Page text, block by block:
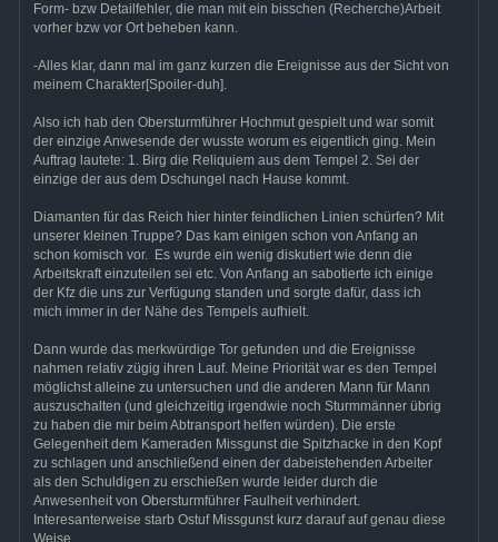
Form- bzw Detailfehler, die man mit ein bisschen (Recherche)Arbeit
vorher bzw vor Ort beheben kann.
-Alles klar, dann mal im ganz kurzen die Ereignisse aus der Sicht von
meinem Charakter[Spoiler-duh].
Also ich hab den Obersturmführer Hochmut gespielt und war somit
der einzige Anwesende der wusste worum es eigentlich ging. Mein
Auftrag lautete: 1. Birg die Reliquiem aus dem Tempel 2. Sei der
einzige der aus dem Dschungel nach Hause kommt.
Diamanten für das Reich hier hinter feindlichen Linien schürfen? Mit
unserer kleinen Truppe? Das kam einigen schon von Anfang an
schon komisch vor. Es wurde ein wenig diskutiert wie denn die
Arbeitskraft einzuteilen sei etc. Von Anfang an sabotierte ich einige
der Kfz die uns zur Verfügung standen und sorgte dafür, dass ich
mich immer in der Nähe des Tempels aufhielt.
Dann wurde das merkwürdige Tor gefunden und die Ereignisse
nahmen relativ zügig ihren Lauf. Meine Priorität war es den Tempel
möglichst alleine zu untersuchen und die anderen Mann für Mann
auszuschalten (und gleichzeitig irgendwie noch Sturmmänner übrig
zu haben die mir beim Abtransport helfen würden). Die erste
Gelegenheit dem Kameraden Missgunst die Spitzhacke in den Kopf
zu schlagen und anschließend einen der dabeistehenden Arbeiter
als den Schuldigen zu erschießen wurde leider durch die
Anwesenheit von Obersturmführer Faulheit verhindert.
Interesanterweise starb Ostuf Missgunst kurz darauf auf genau diese